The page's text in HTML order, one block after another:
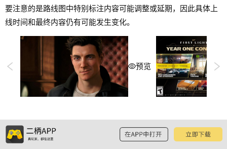
要注意的是路线图中特别标注内容可能调整或延期，因此具体上
线时间和最终内容仍有可能发生变化。
预览